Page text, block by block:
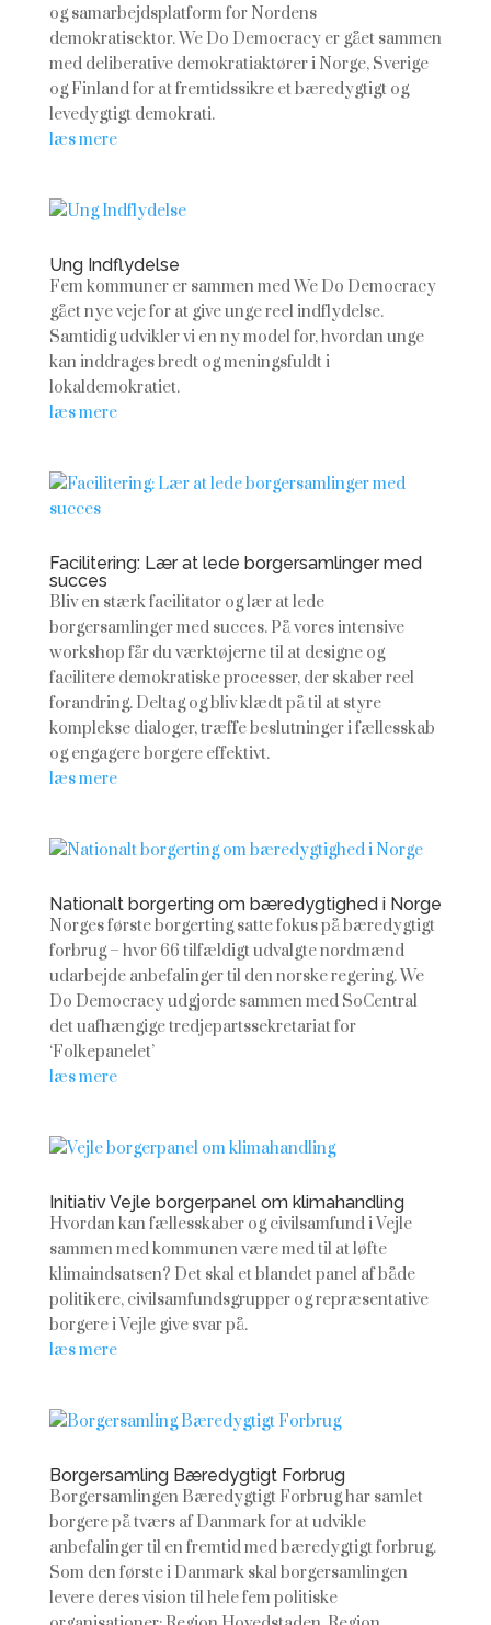
og samarbejdsplatform for Nordens
demokratisektor. We Do Democracy er gået sammen
med deliberative demokratiaktører i Norge, Sverige
og Finland for at fremtidssikre et bæredygtigt og
levedygtigt demokrati.
læs mere
Ung Indflydelse
Fem kommuner er sammen med We Do Democracy
gået nye veje for at give unge reel indflydelse.
Samtidig udvikler vi en ny model for, hvordan unge
kan inddrages bredt og meningsfuldt i
lokaldemokratiet.
læs mere
Facilitering: Lær at lede borgersamlinger med
succes
Bliv en stærk facilitator og lær at lede
borgersamlinger med succes. På vores intensive
workshop får du værktøjerne til at designe og
facilitere demokratiske processer, der skaber reel
forandring. Deltag og bliv klædt på til at styre
komplekse dialoger, træffe beslutninger i fællesskab
og engagere borgere effektivt.
læs mere
Nationalt borgerting om bæredygtighed i Norge
Norges første borgerting satte fokus på bæredygtigt
forbrug – hvor 66 tilfældigt udvalgte nordmænd
udarbejde anbefalinger til den norske regering. We
Do Democracy udgjorde sammen med SoCentral
det uafhængige tredjepartssekretariat for
‘Folkepanelet’
læs mere
Vejle borgerpanel om klimahandling
Hvordan kan fællesskaber og civilsamfund i Vejle
sammen med kommunen være med til at løfte
klimaindsatsen? Det skal et blandet panel af både
politikere, civilsamfundsgrupper og repræsentative
borgere i Vejle give svar på.
læs mere
Borgersamling Bæredygtigt Forbrug
Borgersamlingen Bæredygtigt Forbrug har samlet
borgere på tværs af Danmark for at udvikle
anbefalinger til en fremtid med bæredygtigt forbrug.
Som den første i Danmark skal borgersamlingen
levere deres vision til hele fem politiske